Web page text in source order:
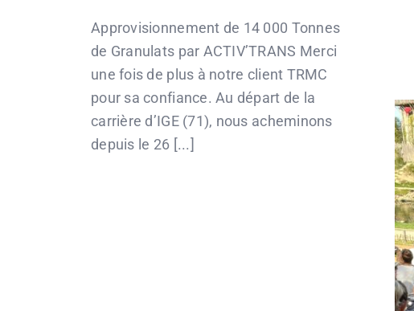
Approvisionnement de 14 000 Tonnes
de Granulats par ACTIV’TRANS Merci
une fois de plus à notre client TRMC
pour sa confiance. Au départ de la
carrière d’IGE (71), nous acheminons
depuis le 26 [...]